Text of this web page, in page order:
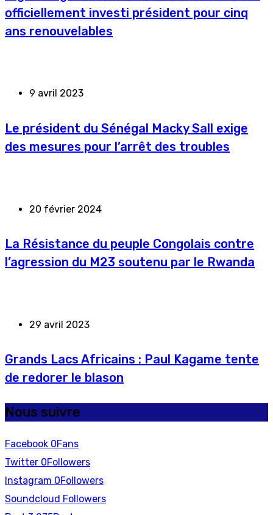
officiellement investi président pour cinq
ans renouvelables
9 avril 2023
Le président du Sénégal Macky Sall exige
des mesures pour l’arrêt des troubles
20 février 2024
La Résistance du peuple Congolais contre
l’agression du M23 soutenu par le Rwanda
29 avril 2023
Grands Lacs Africains : Paul Kagame tente
de redorer le blason
Nous suivre
Facebook 0Fans
Twitter 0Followers
Instagram 0Followers
Soundcloud Followers